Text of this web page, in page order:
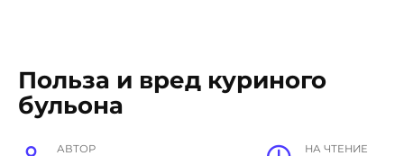
Польза и вред куриного
бульона
АВТОР НА ЧТЕНИЕ